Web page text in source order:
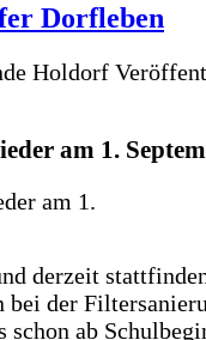
Dorfleben
Holdorf
am 1.
derzeit
der
ab